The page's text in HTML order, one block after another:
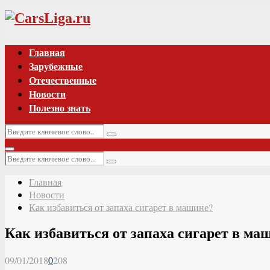
Vk
Главная
Зарубежные
Отечественные
Новости
Полезно знать
Искать:
Поиск
Основное
меню
Искать:
Поиск
Главная
Новости
Как избавиться от запаха сигарет в машине?
Как избавиться от запаха сигарет в
09/01/20180208